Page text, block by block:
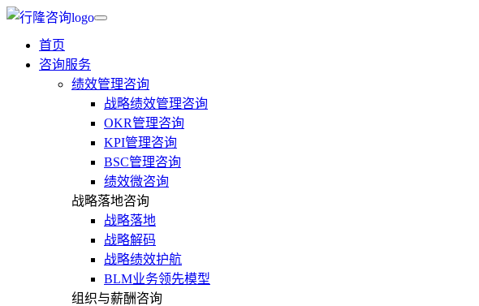
首页
咨询服务
绩效管理咨询
战略绩效管理咨询
OKR管理咨询
KPI管理咨询
BSC管理咨询
绩效微咨询
战略落地咨询
战略落地
战略解码
战略绩效护航
BLM业务领先模型
组织与薪酬咨询